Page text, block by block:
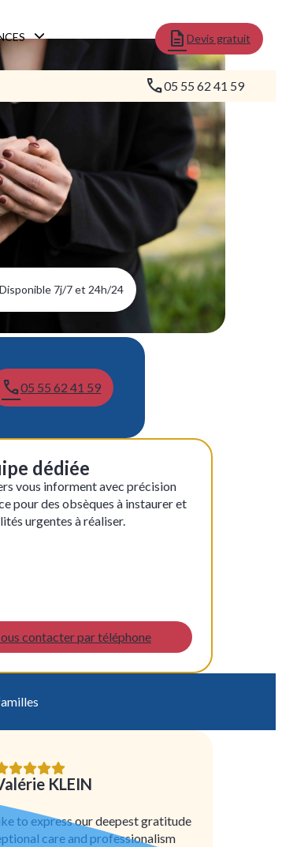
Devis gratuit
05 55 62 41 59
Disponible 7j/7 et 24h/24
05 55 62 41 59
dédiée
vous informent avec précision
pour des obsèques à instaurer et
urgentes à réaliser.
contacter par téléphone
KLEIN
to express our deepest gratitude
care and professionalism